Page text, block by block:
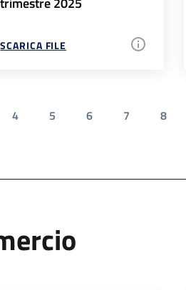
SCARICA FILE
4 5 6 7 8